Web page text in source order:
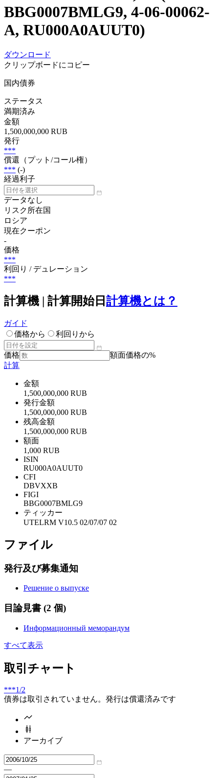
BBG0007BMLG9, 4-06-00062-
A, RU000A0AUUT0)
ダウンロード
クリップボードにコピー
国内債券
ステータス
満期済み
金額
1,500,000,000 RUB
発行
***
償還（プット/コール権）
*** (-)
経過利子
データなし
リスク所在国
ロシア
現在クーポン
-
価格
***
利回り / デュレーション
***
計算機 | 計算開始日 計算機とは？
ガイド
価格から
利回りから
価格
額面価格の%
計算
金額
1,500,000,000 RUB
発行金額
1,500,000,000 RUB
残高金額
1,500,000,000 RUB
額面
1,000 RUB
ISIN
RU000A0AUUT0
CFI
DBVXXB
FIGI
BBG0007BMLG9
ティッカー
UTELRM V10.5 02/07/07 02
ファイル
発行及び募集通知
Решение о выпуске
目論見書 (2 個)
Информационный меморандум
すべて表示
取引チャート
***1/2
債券は取引されていません。発行は償還済みです
アーカイブ
—